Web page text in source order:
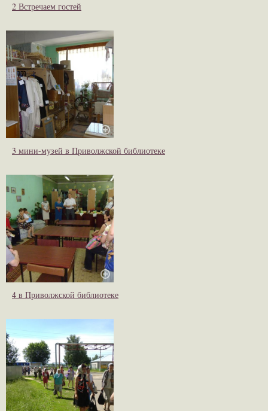
2 Встречаем гостей
3 мини-музей в Приволжской библиотеке
4 в Приволжской библиотеке